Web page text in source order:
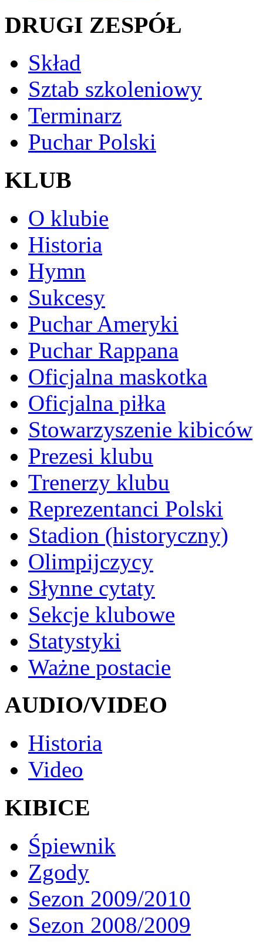
DRUGI ZESPÓŁ
Skład
Sztab szkoleniowy
Terminarz
Puchar Polski
KLUB
O klubie
Historia
Hymn
Sukcesy
Puchar Ameryki
Puchar Rappana
Oficjalna maskotka
Oficjalna piłka
Stowarzyszenie kibiców
Prezesi klubu
Trenerzy klubu
Reprezentanci Polski
Stadion (historyczny)
Olimpijczycy
Słynne cytaty
Sekcje klubowe
Statystyki
Ważne postacie
AUDIO/VIDEO
Historia
Video
KIBICE
Śpiewnik
Zgody
Sezon 2009/2010
Sezon 2008/2009